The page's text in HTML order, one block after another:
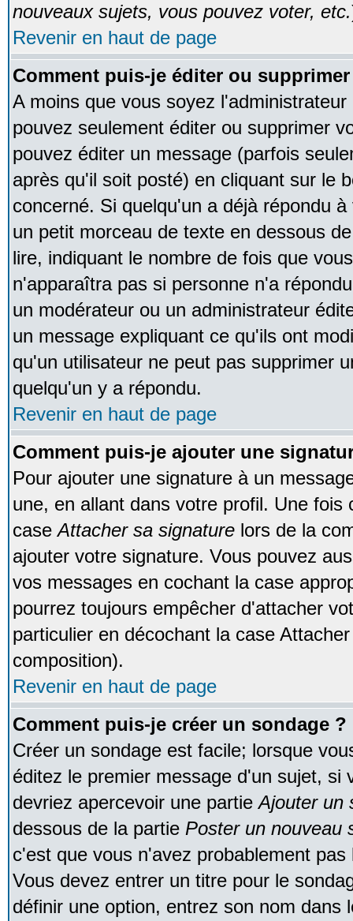
nouveaux sujets, vous pouvez voter, etc.
Revenir en haut de page
Comment puis-je éditer ou
A moins que vous soyez
pouvez seulement éditer ou supprimer
pouvez éditer un message (parfois
après qu'il soit posté) en cliquant sur le
concerné. Si quelqu'un a déjà répondu
un petit morceau de texte en dessous
lire, indiquant le nombre de fois que
n'apparaîtra pas si personne n'a
un modérateur ou un administrateur
un message expliquant ce qu'ils ont
qu'un utilisateur ne peut pas supprimer
quelqu'un y a répondu.
Revenir en haut de page
Comment puis-je ajouter une
Pour ajouter une signature à un
une, en allant dans votre profil. Une fois
caseAttacher sa signature lors de la
ajouter votre signature. Vous pouvez
vos messages en cochant la case
pourrez toujours empêcher d'attacher
particulier en décochant la case
composition).
Revenir en haut de page
Comment puis-je créer un sondage ?
Créer un sondage est facile; lorsque
éditez le premier message d'un sujet, si
devriez apercevoir une partieAjouter un
dessous de la partie Poster un nouveau
c'est que vous n'avez probablement
Vous devez entrer un titre pour le
définir une option, entrez son nom dans